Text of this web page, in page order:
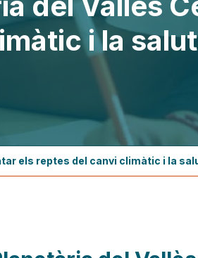
i la salut
els reptes del canvi climàtic i la